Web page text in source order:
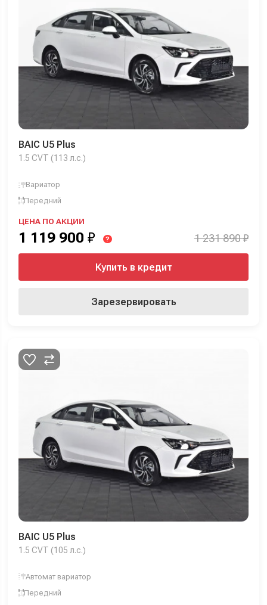
BAIC U5 Plus
1.5 CVT (113 л.с.)
Вариатор
Передний
ЦЕНА ПО АКЦИИ
1 119 900 ₽ ? 1 231 890 ₽
Купить в кредит
Зарезервировать
BAIC U5 Plus
1.5 CVT (105 л.с.)
Автомат вариатор
Передний